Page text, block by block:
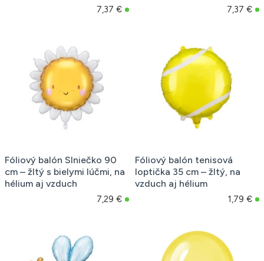
7,37 € 7,37 €
Fóliový balón Slniečko 90
cm – žltý s bielymi lúčmi, na
hélium aj vzduch
7,29 €
Fóliový balón tenisová
loptička 35 cm – žltý, na
vzduch aj hélium
1,79 €